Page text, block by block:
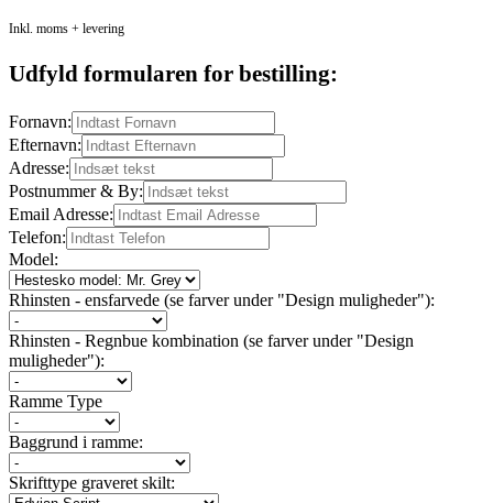
Inkl. moms + levering
Udfyld formularen for bestilling:
Fornavn:
Efternavn:
Adresse:
Postnummer & By:
Email Adresse:
Telefon:
Model:
Rhinsten - ensfarvede (se farver under "Design muligheder"):
Rhinsten - Regnbue kombination (se farver under "Design
muligheder"):
Ramme Type
Baggrund i ramme:
Skrifttype graveret skilt: